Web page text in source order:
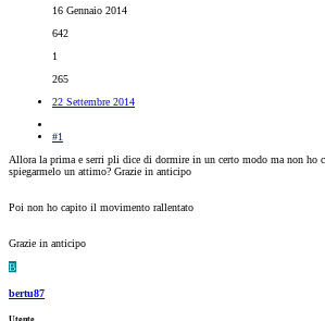
16 Gennaio 2014
642
1
265
22 Settembre 2014
#1
Allora la prima e serri pli dice di dormire in un certo modo ma non ho
spiegarmelo un attimo? Grazie in anticipo
Poi non ho capito il movimento rallentato
Grazie in anticipo
B
bertu87